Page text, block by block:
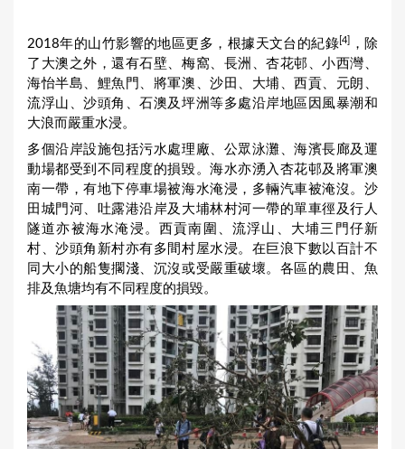
2018年的山竹影響的地區更多，根據天文台的紀錄 [4]
，除
了大澳之外，還有石壁、梅窩、長洲、杏花邨、小西灣、
海怡半島、鯉魚門、將軍澳、沙田、大埔、西貢、元朗、
流浮山、沙頭角、石澳及坪洲等多處沿岸地區因風暴潮和
大浪而嚴重水浸。
多個沿岸設施包括污水處理廠、公眾泳灘、海濱長廊及運
動場都受到不同程度的損毀。海水亦湧入杏花邨及將軍澳
南一帶，有地下停車場被海水淹浸，多輛汽車被淹沒。沙
田城門河、吐露港沿岸及大埔林村河一帶的單車徑及行人
隧道亦被海水淹浸。西貢南圍、流浮山、大埔三門仔新
村、沙頭角新村亦有多間村屋水浸。在巨浪下數以百計不
同大小的船隻擱淺、沉沒或受嚴重破壞。各區的農田、魚
排及魚塘均有不同程度的損毀。